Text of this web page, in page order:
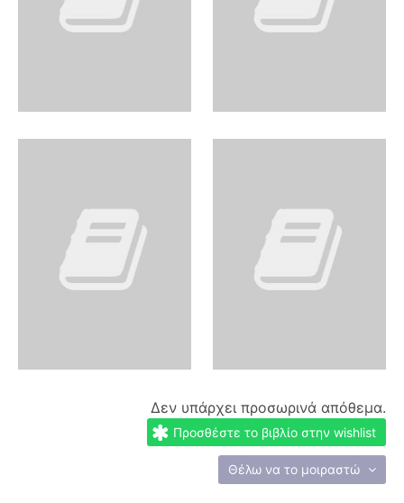
Δεν υπάρχει προσωρινά απόθεμα.
Προσθέστε το βιβλίο στην wishlist
Θέλω να το μοιραστώ